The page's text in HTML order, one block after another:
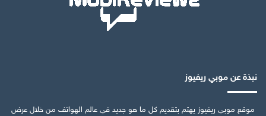
نبذة عن موبي ريفيوز
موقع موبي ريفيوز يهتم بتقديم كل ما هو جديد في عالم الهواتف من خلال عرض